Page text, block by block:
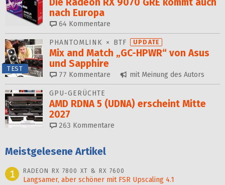
nach Europa
64 Kommentare
TEST
PHANTOMLINK × BTF UPDATE
Mix and Match „GC-HPWR“ von Asus
und Sapphire
77 Kommentare mit Meinung des Autors
GPU-GERÜCHTE
AMD RDNA 5 (UDNA) erscheint Mitte
2027
263 Kommentare
Meistgelesene Artikel
1
RADEON RX 7800 XT & RX 7600
Langsamer, aber schöner mit FSR Upscaling 4.1